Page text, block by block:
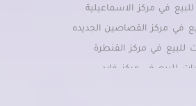
في مركز الاسماعيلية
في مركز القصاصين الجديده
للبيع في مركز القنطرة
للبيع في مركز فايد